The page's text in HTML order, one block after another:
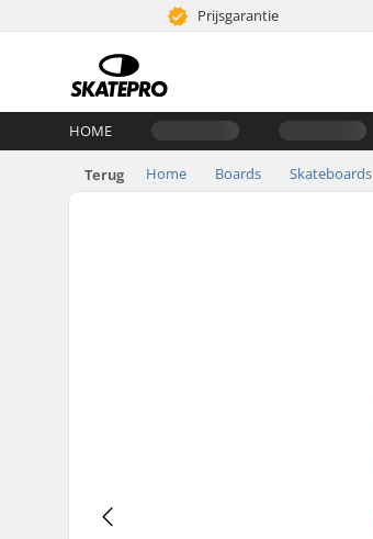
Prijsgarantie
HOME
Terug Home Boards Skateboards